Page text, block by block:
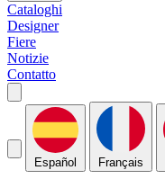
Cataloghi
Designer
Fiere
Notizie
Contatto
Español Français